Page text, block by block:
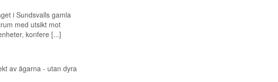
i Sundsvalls gamla
med utsikt mot
konfere [...]
av ägarna - utan dyra